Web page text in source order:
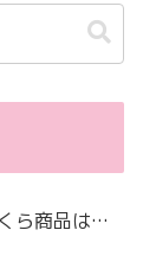
ら商品は…